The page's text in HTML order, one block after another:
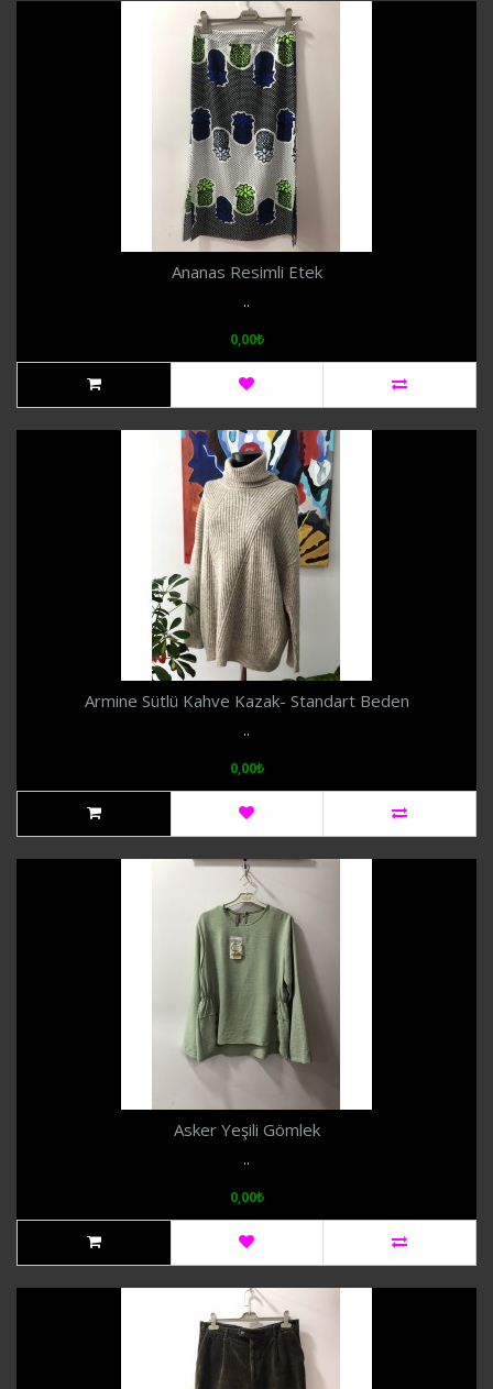
Ananas Resimli Etek
..
0,00₺
Armine Sütlü Kahve Kazak- Standart Beden
..
0,00₺
Asker Yeşili Gömlek
..
0,00₺